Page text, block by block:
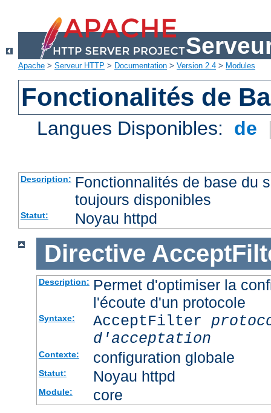
Apache > Serveur HTTP > Documentation > Version 2.4 > Modules
Fonctionalités de
Langues Disponibles: de
Description: Fonctionnalités de base du
toujours disponibles
Statut: Noyau httpd
Directive
Description: Permet d'optimiser la
l'écoute d'un protocole
Syntaxe: AcceptFilter
d'acceptation
Contexte: configuration globale
Statut: Noyau httpd
Module: core